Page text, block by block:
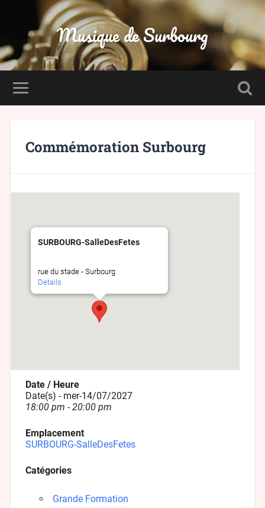
Musique de Surbourg
Commémoration Surbourg
SURBOURG-SalleDesFetes
rue du stade - Surbourg
Details
Date / Heure
Date(s) - mer-14/07/2027
18:00 pm - 20:00 pm
Emplacement
SURBOURG-SalleDesFetes
Catégories
Grande Formation